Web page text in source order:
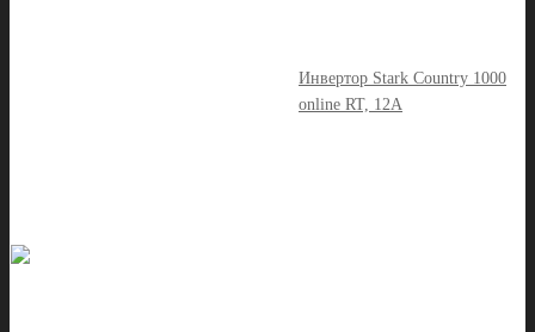
Инвертор Stark Country 1000
online RT, 12А